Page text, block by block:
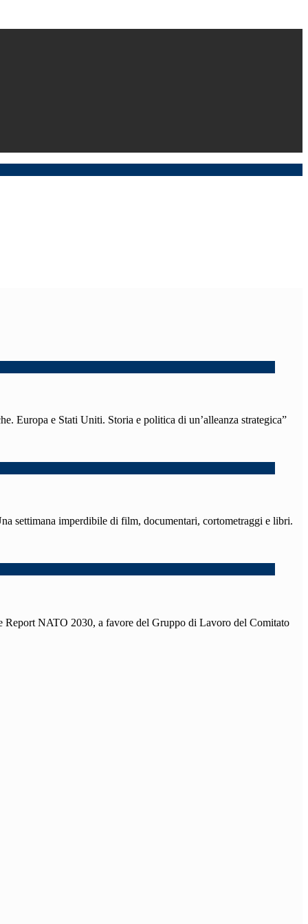
Europa e Stati Uniti. Storia e politica di un’alleanza strategica”
settimana imperdibile di film, documentari, cortometraggi e libri.
Report NATO 2030, a favore del Gruppo di Lavoro del Comitato